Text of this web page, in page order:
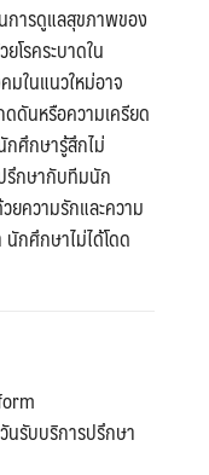
การดูแลสุขภาพของ
รคระบาดใน
ในแนวใหม่อาจ
ดันหรือความเครียด
ศึกษารู้สึกไม่
รึกษากับทีมนัก
ยความรักและความ
กศึกษาไม่ได้โดด
นรับบริการปรึกษา